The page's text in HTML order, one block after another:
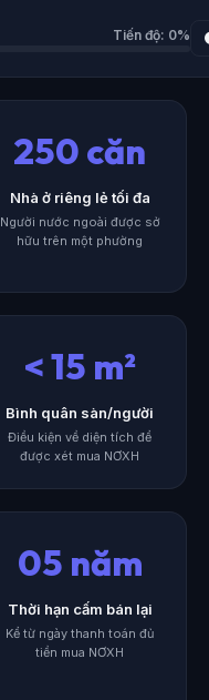
Tiến độ: 0%
250 căn
Nhà ở riêng lẻ tối đa
Người nước ngoài được sở
hữu trên một phường
< 15 m²
Bình quân sàn/người
Điều kiện về diện tích để
được xét mua NƠXH
05 năm
Thời hạn cấm bán lại
Kể từ ngày thanh toán đủ
tiền mua NƠXH